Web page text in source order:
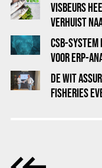
VISBEURS
VERHUIST
CSB-SYSTEM
VOOR ERP-
DE WIT
FISHERIES